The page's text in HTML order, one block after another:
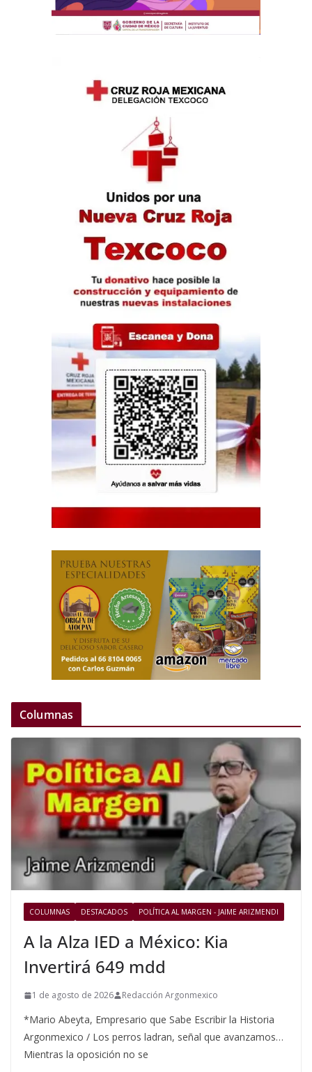
Columnas
COLUMNAS DESTACADOS POLÍTICA AL MARGEN - JAIME ARIZMENDI
A la Alza IED a México: Kia
Invertirá 649 mdd
1 de agosto de 2026 Redacción Argonmexico
*Mario Abeyta, Empresario que Sabe Escribir la Historia
Argonmexico / Los perros ladran, señal que avanzamos…
Mientras la oposición no se